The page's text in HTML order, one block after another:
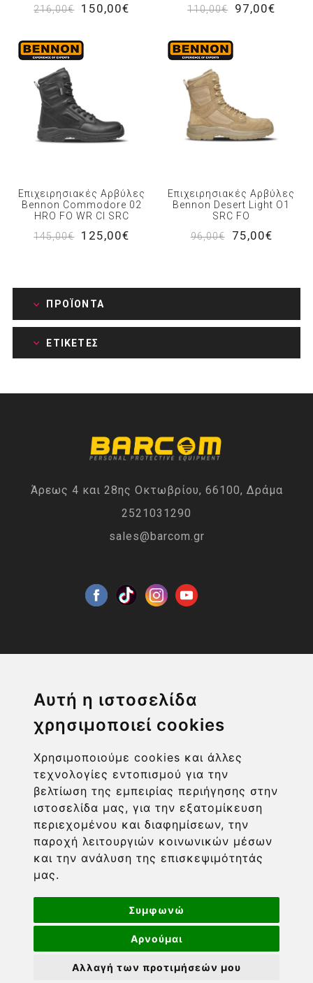
Αυτή η ιστοσελίδα
χρησιμοποιεί cookies
Χρησιμοποιούμε cookies και άλλες
τεχνολογίες εντοπισμού για την
βελτίωση της εμπειρίας περιήγησης στην
ιστοσελίδα μας, για την εξατομίκευση
περιεχομένου και διαφημίσεων, την
παροχή λειτουργιών κοινωνικών μέσων
και την ανάλυση της επισκεψιμότητάς
μας.
Συμφωνώ
Αρνούμαι
Αλλαγή των προτιμήσεών μου
216,00€
150,00€
110,00€
97,00€
Επιχειρησιακές Αρβύλες
Bennon Commodore 02
HRO FO WR CI SRC
145,00€
125,00€
Επιχειρησιακές Αρβύλες
Bennon Desert Light O1
SRC FO
96,00€
75,00€
ΠΡΟΪΌΝΤΑ
ΕΤΙΚΈΤΕΣ
Άρεως 4 και 28ης Οκτωβρίου, 66100, Δράμα
2521031290
sales@barcom.gr
ΧΡΗΣΙΜΑ LINKS
ΠΛΗΡΟΦΟΡΙΕΣ ΧΡΗΣΤΗ
Powered by nopCommerce- Developed by
Πνευματική ιδιοκτησία © 2026 Barcom. Διατηρούνται όλα
τα πνευματικά δικαιώματα. Οι τιμές περιλαμβάνουν ΦΠΑ.